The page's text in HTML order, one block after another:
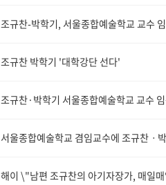
조규찬-박학기, 서울종합예술학교 교수
조규찬 박학기 '대학강단 선다'
조규찬·박학기 서울종합예술학교 교수
서울종합예술학교 겸임교수에 조규찬ㆍ
해이 \"남편 조규찬의 아기자장가, 매일